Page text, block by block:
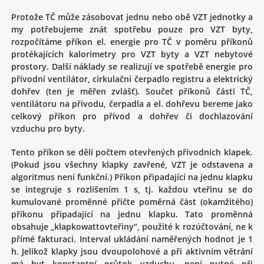
Protože TČ může zásobovat jednu nebo obě VZT jednotky a
my potřebujeme znát spotřebu pouze pro VZT byty,
rozpočítáme příkon el. energie pro TČ v poměru příkonů
protékajících kalorimetry pro VZT byty a VZT nebytové
prostory. Další náklady se realizují ve spotřebě energie pro
přívodní ventilátor, cirkulační čerpadlo registru a elektrický
dohřev (ten je měřen zvlášť). Součet příkonů části TČ,
ventilátoru na přívodu, čerpadla a el. dohřevu bereme jako
celkový příkon pro přívod a dohřev či dochlazování
vzduchu pro byty.
Tento příkon se dělí počtem otevřených přívodních klapek.
(Pokud jsou všechny klapky zavřené, VZT je odstavena a
algoritmus není funkční.) Příkon připadající na jednu klapku
se integruje s rozlišením 1 s, tj. každou vteřinu se do
kumulované proměnné přičte poměrná část (okamžitého)
příkonu připadající na jednu klapku. Tato proměnná
obsahuje „klapkowattovteřiny“, použité k rozúčtování, ne k
přímé fakturaci. Interval ukládání naměřených hodnot je 1
h. Jelikož klapky jsou dvoupolohové a při aktivním větrání